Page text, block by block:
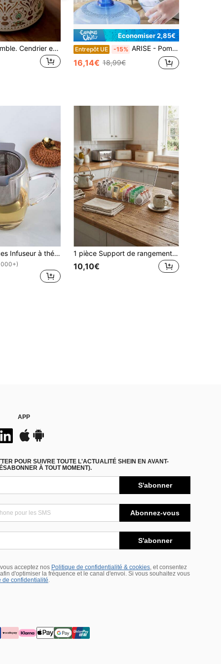
2 pièces Ensemble. Cendrier en céramique/bol à résidu de thé. Bol en céramique multifonction. Structure à double entonnoir pour un nettoyage facile. Schéma de couleur avec bordure dorée et glaçure céladon, avec des lignes complexes et délicates, dégageant un charme élégant et luxueux. Un ornement de luxe léger pour les salons et les tables à thé. Convient aux salons, bureaux, études et salles de thé - c'est à la fois un article pratique et une pièce décorative qui améliore l'ambiance.
Économiser 2,85€
Entrepôt UE -15% ARISE - Pompe à eau manuelle pour carafe - Distributeur de pression au design compact (12 x 23 cm) - Compatible avec les bouteilles de gallons, maison et camping
16,14€ 18,99€
1 pièce/2 pièces Infuseur à thé en acier inoxydable Retour à l'école 1 pièce Support de rangement transparent en acrylique à 8 fentes pour sachets de thé, organisateur multifonction pour capsules de café et paquets de bonbons, présentoir amovible pour cosmétiques et articles divers, organisateur de rangement mural ou de comptoir pour épices de cuisine
10,10€
APP
POUR SUIVRE TOUTE L'ACTUALITÉ SHEIN EN AVANT-
À TOUT MOMENT).
S'abonner
Abonnez-vous
S'abonner
acceptez nos Politique de confidentialité & cookies, et consentez
d'optimiser la fréquence et le canal d'envoi. Si vous souhaitez vous
de confidentialité.